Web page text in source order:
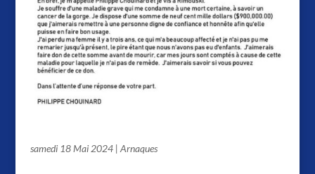
samedi 18 Mai 2024| Arnaques